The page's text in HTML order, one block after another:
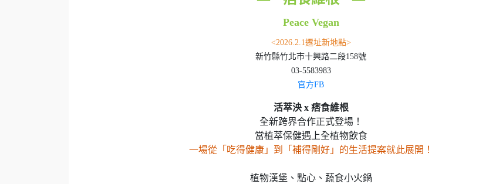
Peace Vegan
<2026.2.1遷址新地點>
新竹縣竹北市十興路二段158號
03-5583983
官方FB
活萃泱 x 痞食維根
全新跨界合作正式登場！
當植萃保健遇上全植物飲食
一場從「吃得健康」到「補得剛好」的生活提案就此展開！
植物漢堡、點心、蔬食小火鍋